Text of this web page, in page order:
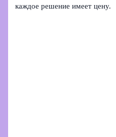
каждое решение имеет цену.